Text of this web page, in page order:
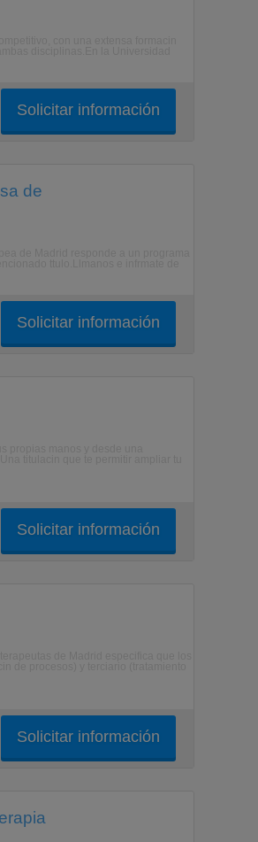
Solicitar información
de
Solicitar información
Solicitar información
Solicitar información